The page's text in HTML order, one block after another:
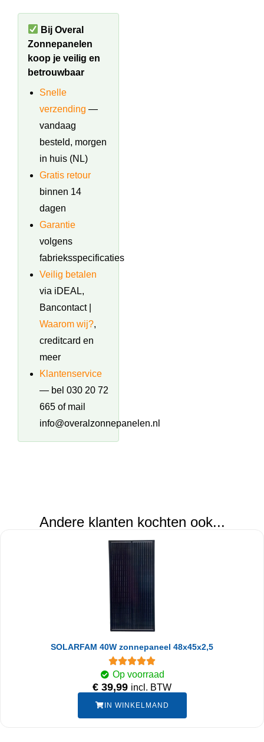
Bij Overal
Zonnepanelen
koop je veilig en
betrouwbaar
Snelle
verzending —
vandaag
besteld, morgen
in huis (NL)
Gratis retour
binnen 14
dagen
Garantie
volgens
fabrieksspecificaties
Veilig betalen
via iDEAL,
Bancontact |
Waarom wij?,
creditcard en
meer
Klantenservice
— bel 030 20 72
665 of mail
info@overalzonnepanelen.nl
Andere klanten kochten ook...
SOLARFAM 40W zonnepaneel 48x45x2,5
Op voorraad
€ 39,99 incl. BTW
IN WINKELMAND